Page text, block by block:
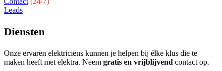
Leads
Diensten
Onze ervaren elektriciens kunnen je helpen bij élke klus die te
maken heeft met elektra. Neem gratis en vrijblijvend contact op.